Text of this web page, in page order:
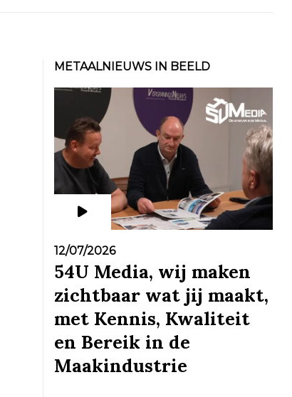
METAALNIEUWS IN BEELD
12/07/2026
54U Media, wij maken
zichtbaar wat jij maakt,
met Kennis, Kwaliteit
en Bereik in de
Maakindustrie